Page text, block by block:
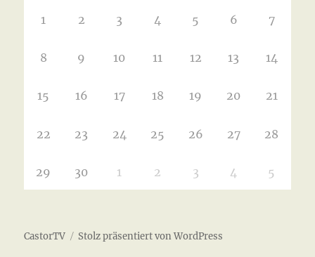
1 2 3 4 5 6 7
8 9 10 11 12 13 14
15 16 17 18 19 20 21
22 23 24 25 26 27 28
29 30 1 2 3 4 5
CastorTV Stolz präsentiert von WordPress